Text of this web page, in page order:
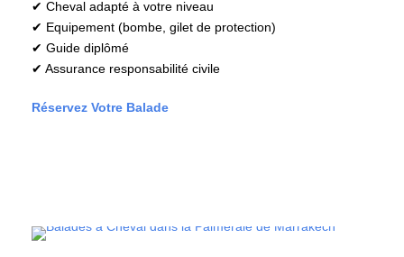
✔ Cheval adapté à votre niveau
✔ Equipement (bombe, gilet de protection)
✔ Guide diplômé
✔ Assurance responsabilité civile
Réservez Votre Balade